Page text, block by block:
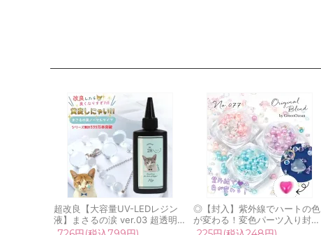
超改良【大容量UV-LEDレジン
液】まさるの涙 ver.03 超透明
70g 初心者 作家 コーティング
◎【封入】紫外線でハートの色
が変わる！変色パーツ入り封入
MIX レジン封入素材 デコ ビジ